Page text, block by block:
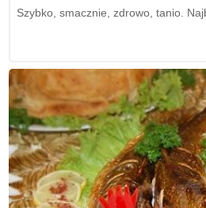
Szybko, smacznie, zdrowo, tanio.